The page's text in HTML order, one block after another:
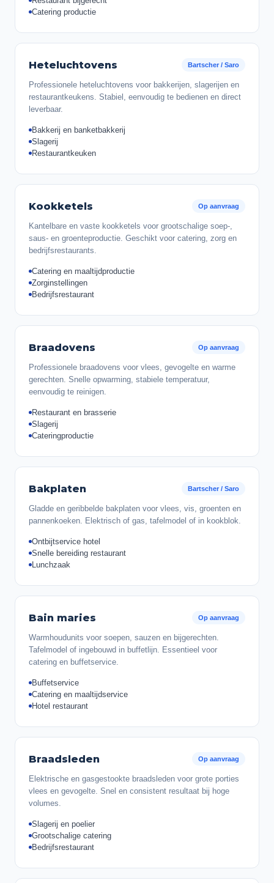
Catering productie
Heteluchtovens Bartscher / Saro
Professionele heteluchtovens voor bakkerijen, slagerijen en
restaurantkeukens. Stabiel, eenvoudig te bedienen en direct
leverbaar.
Bakkerij en banketbakkerij
Slagerij
Restaurantkeuken
Kookketels Op aanvraag
Kantelbare en vaste kookketels voor grootschalige soep-,
saus- en groenteproductie. Geschikt voor catering, zorg en
bedrijfsrestaurants.
Catering en maaltijdproductie
Zorginstellingen
Bedrijfsrestaurant
Braadovens Op aanvraag
Professionele braadovens voor vlees, gevogelte en warme
gerechten. Snelle opwarming, stabiele temperatuur,
eenvoudig te reinigen.
Restaurant en brasserie
Slagerij
Cateringproductie
Bakplaten Bartscher / Saro
Gladde en geribbelde bakplaten voor vlees, vis, groenten en
pannenkoeken. Elektrisch of gas, tafelmodel of in kookblok.
Ontbijtservice hotel
Snelle bereiding restaurant
Lunchzaak
Bain maries Op aanvraag
Warmhoudunits voor soepen, sauzen en bijgerechten.
Tafelmodel of ingebouwd in buffetlijn. Essentieel voor
catering en buffetservice.
Buffetservice
Catering en maaltijdservice
Hotel restaurant
Braadsleden Op aanvraag
Elektrische en gasgestookte braadsleden voor grote porties
vlees en gevogelte. Snel en consistent resultaat bij hoge
volumes.
Slagerij en poelier
Grootschalige catering
Bedrijfsrestaurant